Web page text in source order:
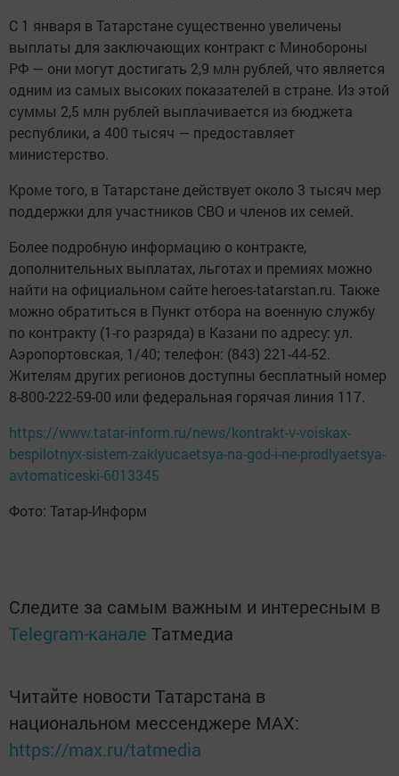
С 1 января в Татарстане существенно увеличены
выплаты для заключающих контракт с Минобороны
РФ — они могут достигать 2,9 млн рублей, что является
одним из самых высоких показателей в стране. Из этой
суммы 2,5 млн рублей выплачивается из бюджета
республики, а 400 тысяч — предоставляет
министерство.
Кроме того, в Татарстане действует около 3 тысяч мер
поддержки для участников СВО и членов их семей.
Более подробную информацию о контракте,
дополнительных выплатах, льготах и премиях можно
найти на официальном сайте heroes-tatarstan.ru. Также
можно обратиться в Пункт отбора на военную службу
по контракту (1-го разряда) в Казани по адресу: ул.
Аэропортовская, 1/40; телефон: (843) 221-44-52.
Жителям других регионов доступны бесплатный номер
8-800-222-59-00 или федеральная горячая линия 117.
https://www.tatar-inform.ru/news/kontrakt-v-voiskax-
bespilotnyx-sistem-zaklyucaetsya-na-god-i-ne-prodlyaetsya-
avtomaticeski-6013345
Фото: Татар-Информ
Следите за самым важным и интересным в
Telegram-канале Татмедиа
Читайте новости Татарстана в
национальном мессенджере MАХ:
https://max.ru/tatmedia